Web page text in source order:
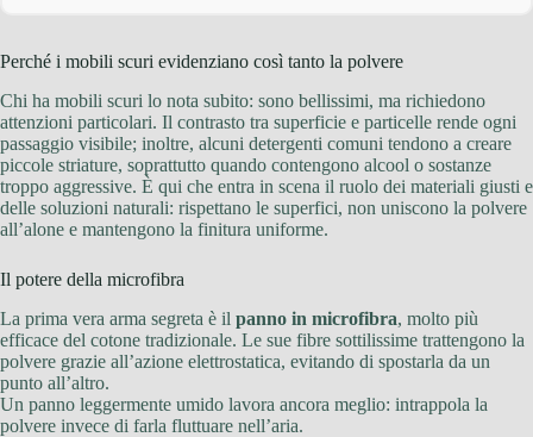
Perché i mobili scuri evidenziano così tanto la polvere
Chi ha mobili scuri lo nota subito: sono bellissimi, ma richiedono
attenzioni particolari. Il contrasto tra superficie e particelle rende ogni
passaggio visibile; inoltre, alcuni detergenti comuni tendono a creare
piccole striature, soprattutto quando contengono alcool o sostanze
troppo aggressive. È qui che entra in scena il ruolo dei materiali giusti e
delle soluzioni naturali: rispettano le superfici, non uniscono la polvere
all’alone e mantengono la finitura uniforme.
Il potere della microfibra
La prima vera arma segreta è il panno in microfibra, molto più
efficace del cotone tradizionale. Le sue fibre sottilissime trattengono la
polvere grazie all’azione elettrostatica, evitando di spostarla da un
punto all’altro.
Un panno leggermente umido lavora ancora meglio: intrappola la
polvere invece di farla fluttuare nell’aria.